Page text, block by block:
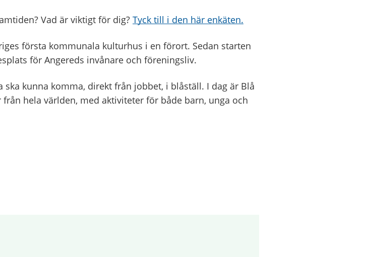
Vad är viktigt för dig? Tyck till i den här enkäten.
första kommunala kulturhus i en förort. Sedan starten
för Angereds invånare och föreningsliv.
kunna komma, direkt från jobbet, i blåställ. I dag är Blå
hela världen, med aktiviteter för både barn, unga och